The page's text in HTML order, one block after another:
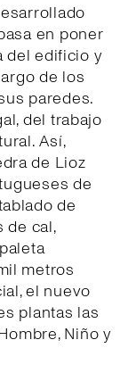
en poner
del edificio y
de los
paredes.
del trabajo
Así,
de Lioz
de
de
de cal,
metros
el nuevo
plantas las
Niño y